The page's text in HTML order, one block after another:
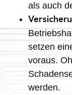
als auch
setzen
voraus.
werden.